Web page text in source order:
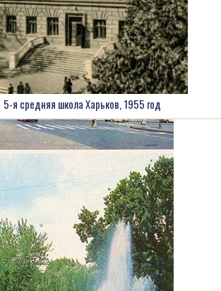
5-я средняя школа Харьков, 1955 год